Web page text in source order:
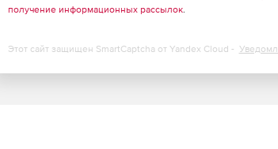
и стоимости.
получение информационных рассылок.
Этот сайт защищен SmartCaptcha от Yandex Cloud -